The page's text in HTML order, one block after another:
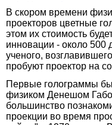
В скором времени
проекторов цветные
этом их стоимость
инновации - около 500
ученого,
пробуют проектор на
Первые голограммы
физиком Денешом
большинство
проекции во время